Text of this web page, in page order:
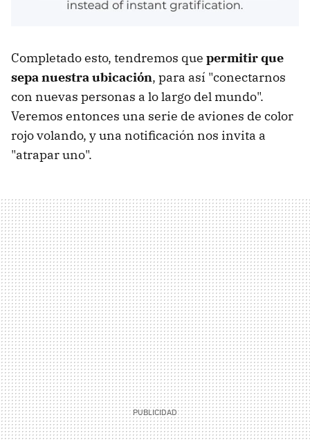
Completado esto, tendremos que permitir que
sepa nuestra ubicación, para así "conectarnos
con nuevas personas a lo largo del mundo".
Veremos entonces una serie de aviones de color
rojo volando, y una notificación nos invita a
"atrapar uno".